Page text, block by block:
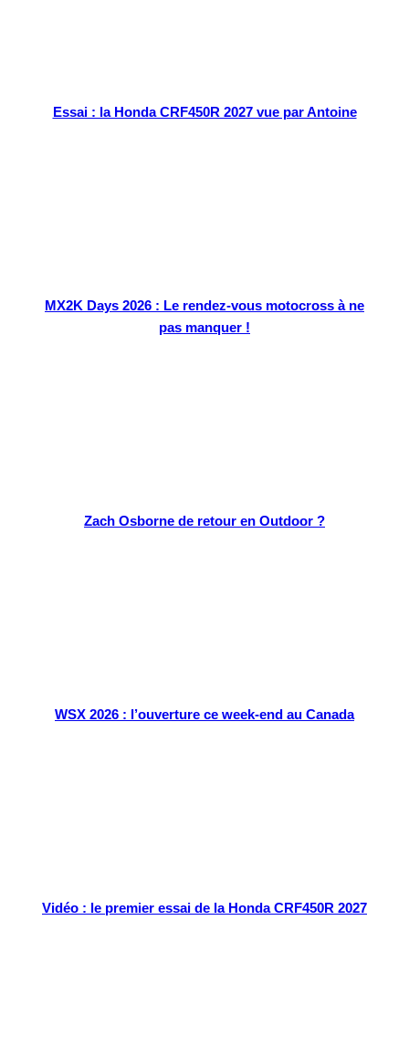
Essai : la Honda CRF450R 2027 vue par Antoine
MX2K Days 2026 : Le rendez-vous motocross à ne
pas manquer !
Zach Osborne de retour en Outdoor ?
WSX 2026 : l’ouverture ce week-end au Canada
Vidéo : le premier essai de la Honda CRF450R 2027